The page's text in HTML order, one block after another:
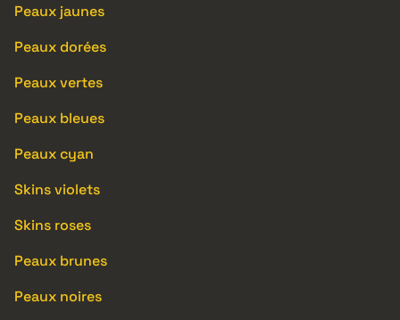
Peaux jaunes
Peaux dorées
Peaux vertes
Peaux bleues
Peaux cyan
Skins violets
Skins roses
Peaux brunes
Peaux noires